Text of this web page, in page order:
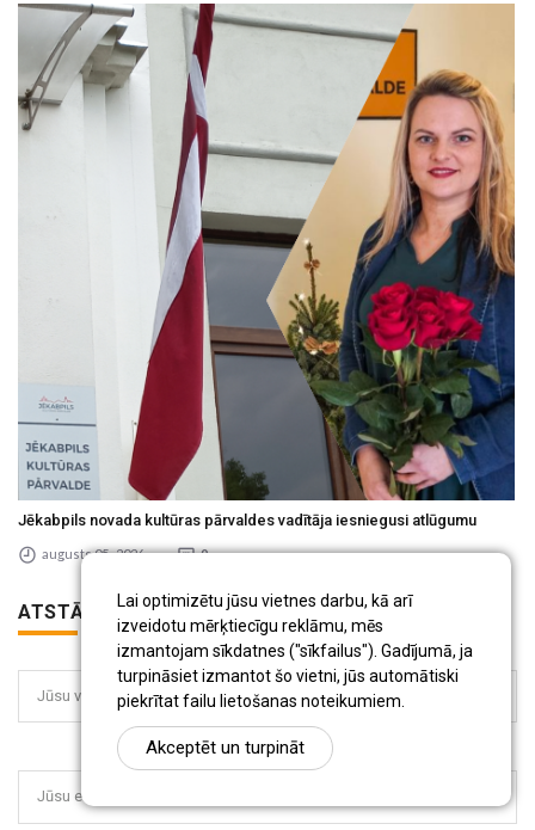
Lai optimizētu jūsu vietnes darbu, kā arī
izveidotu mērķtiecīgu reklāmu, mēs
izmantojam sīkdatnes ("sīkfailus"). Gadījumā, ja
turpināsiet izmantot šo vietni, jūs automātiski
piekrītat failu lietošanas noteikumiem.
Akceptēt un turpināt
Jēkabpils novada kultūras pārvaldes vadītāja iesniegusi atlūgumu
augusts 05 , 2026 0
ATSTĀJIET KOMENTĀRU
Jūsu vārds:
Jūsu e-pasts